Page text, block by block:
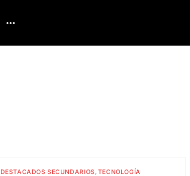
DESTACADOS SECUNDARIOS TECNOLOGÍA